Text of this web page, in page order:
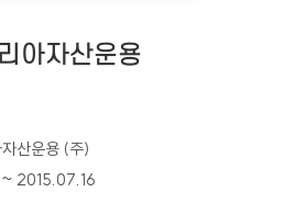
아자산운용
산운용 (주)
2015.07.16